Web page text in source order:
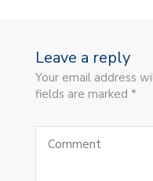
Leave a reply
Your email address
fields are marked *